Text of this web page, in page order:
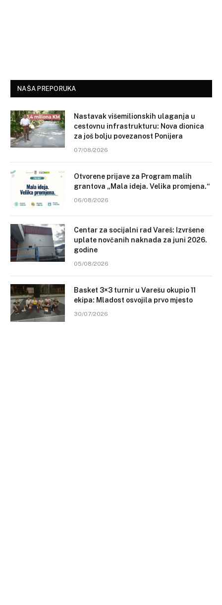
NAŠA PREPORUKA
Nastavak višemilionskih ulaganja u
cestovnu infrastrukturu: Nova dionica
za još bolju povezanost Ponijera
07/08/2026
Otvorene prijave za Program malih
grantova „Mala ideja. Velika promjena.“
06/08/2026
Centar za socijalni rad Vareš: Izvršene
uplate novčanih naknada za juni 2026.
godine
05/08/2026
Basket 3×3 turnir u Varešu okupio 11
ekipa: Mladost osvojila prvo mjesto
30/07/2026